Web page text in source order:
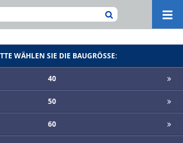
WÄHLEN SIE DIE BAUGRÖSSE:
40
50
60